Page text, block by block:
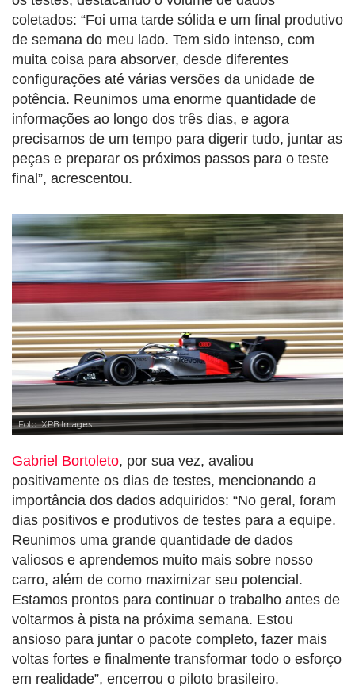
coletados: “Foi uma tarde sólida e um final produtivo
de semana do meu lado. Tem sido intenso, com
muita coisa para absorver, desde diferentes
configurações até várias versões da unidade de
potência. Reunimos uma enorme quantidade de
informações ao longo dos três dias, e agora
precisamos de um tempo para digerir tudo, juntar as
peças e preparar os próximos passos para o teste
final”, acrescentou.
Foto: XPB Images
Gabriel Bortoleto, por sua vez, avaliou
positivamente os dias de testes, mencionando a
importância dos dados adquiridos: “No geral, foram
dias positivos e produtivos de testes para a equipe.
Reunimos uma grande quantidade de dados
valiosos e aprendemos muito mais sobre nosso
carro, além de como maximizar seu potencial.
Estamos prontos para continuar o trabalho antes de
voltarmos à pista na próxima semana. Estou
ansioso para juntar o pacote completo, fazer mais
voltas fortes e finalmente transformar todo o esforço
em realidade”, encerrou o piloto brasileiro.